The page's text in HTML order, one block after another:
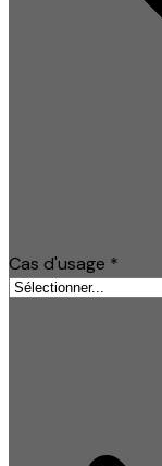
Cas d'usage *